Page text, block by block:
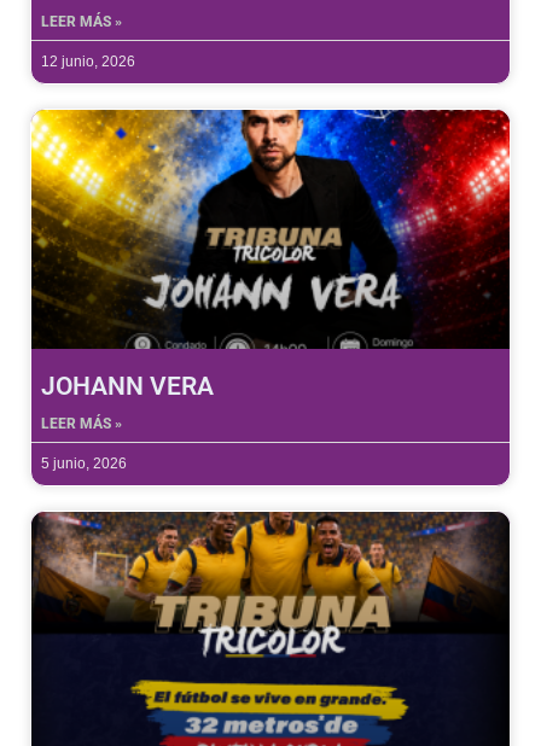
LEER MÁS »
12 junio, 2026
JOHANN VERA
LEER MÁS »
5 junio, 2026